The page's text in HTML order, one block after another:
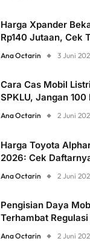
Harga Xpander
Rp140 Jutaan, Cek
Ana Octarin 3 Juni
Cara Cas Mobil
SPKLU, Jangan 100
Ana Octarin 2 Juni
Harga Toyota
2026: Cek
Ana Octarin 2 Juni
Pengisian Daya
Terhambat Regulasi
Ana Octarin 2 Juni